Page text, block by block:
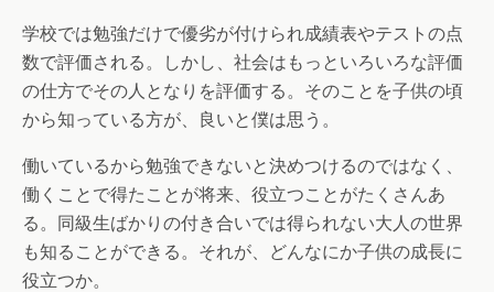
学校では勉強だけで優劣が付けられ成績表やテストの点
数で評価される。しかし、社会はもっといろいろな評価
の仕方でその人となりを評価する。そのことを子供の頃
から知っている方が、良いと僕は思う。
働いているから勉強できないと決めつけるのではなく、
働くことで得たことが将来、役立つことがたくさんあ
る。同級生ばかりの付き合いでは得られない大人の世界
も知ることができる。それが、どんなにか子供の成長に
役立つか。